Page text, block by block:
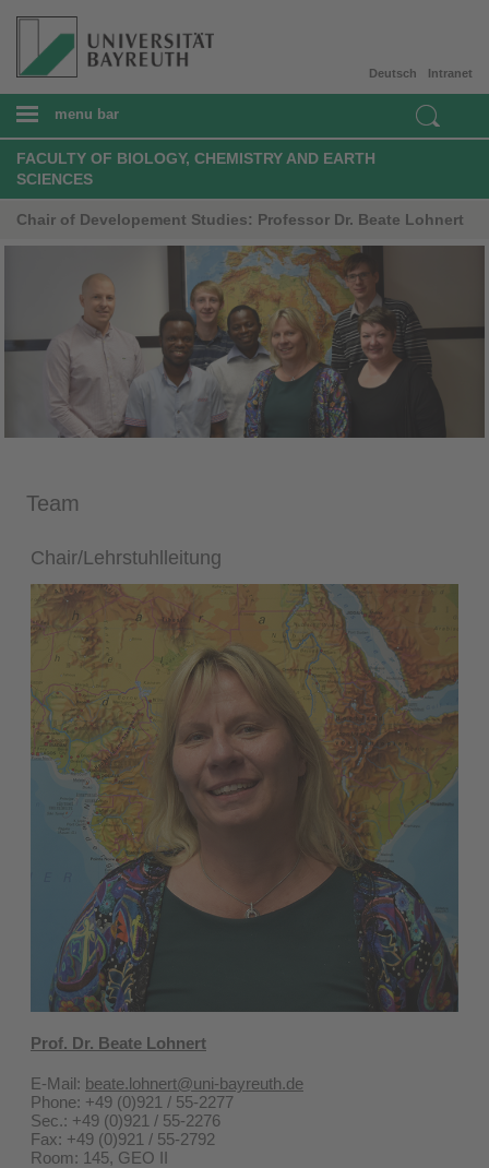
Intranet
Deutsch
menu bar
FACULTY OF BIOLOGY, CHEMISTRY AND EARTH
SCIENCES
Chair of Developement Studies: Professor Dr. Beate Lohnert
Team
Chair/Lehrstuhlleitung
Prof. Dr. Beate Lohnert
E-Mail: beate.lohnert@uni-bayreuth.de
Phone: +49 (0)921 / 55-2277
Sec.: +49 (0)921 / 55-2276
Fax: +49 (0)921 / 55-2792
​Room: 145, GEO II